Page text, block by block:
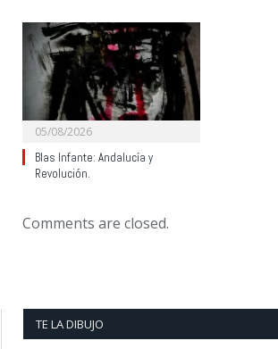
05/08/2026
Blas Infante: Andalucía y
Revolución.
Comments are closed.
TE LA DIBUJO